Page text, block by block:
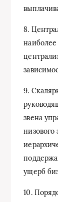
8.
9.
звена
низового
ущерб
10.